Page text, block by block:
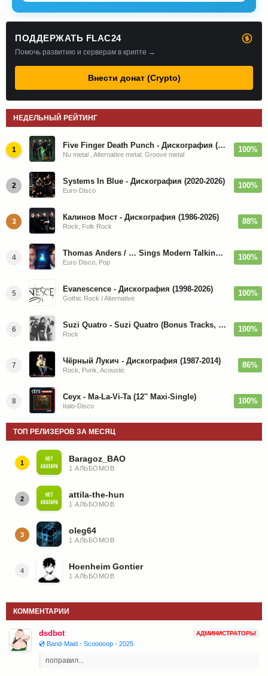
ПОДДЕРЖАТЬ FLAC24
Помочь развитию и серверам в крипте →
Внести донат (Crypto)
НЕДЕЛЬНЫЙ РЕЙТИНГ
1 Five Finger Death Punch - Дискография (2008-2026)
Nu metal , Alternative metal, Groove metal
100%
2 Systems In Blue - Дискография (2020-2026)
Euro-Disco
100%
3 Калинов Мост - Дискография (1986-2026)
Rock, Folk Rock
88%
4 Thomas Anders / … Sings Modern Talking: The Best hi-res
Euro Disco, Pop
100%
5 Evanescence - Дискография (1998-2026)
Gothic Rock / Alternative
100%
6 Suzi Quatro - Suzi Quatro (Bonus Tracks, Remaster) 1973/2022
Rock
100%
7 Чёрный Лукич - Дискография (1987-2014)
Rock, Punk, Acoustic
86%
8 Ceyx - Ma-La-Vi-Ta (12'' Maxi-Single)
Italo-Disco
100%
ТОП РЕЛИЗЕРОВ ЗА МЕСЯЦ
1 Baragoz_BAO
1 АЛЬБОМОВ
2 attila-the-hun
1 АЛЬБОМОВ
3 oleg64
1 АЛЬБОМОВ
4 Hoenheim Gontier
1 АЛЬБОМОВ
КОММЕНТАРИИ
dsdbot АДМИНИСТРАТОРЫ
💿 Band-Maid - Scooooop - 2025
поправил...